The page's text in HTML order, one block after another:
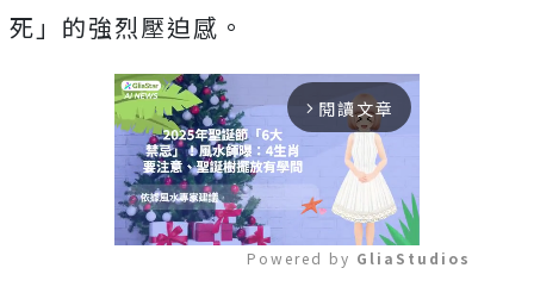
死」的強烈壓迫感。
arrow_forward_ios 閱讀文章
Powered by GliaStudios